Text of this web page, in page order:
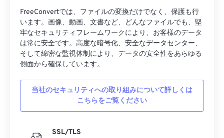
FreeConvertでは、ファイルの変換だけでなく、保護も行
います。画像、動画、文書など、どんなファイルでも、堅
牢なセキュリティフレームワークにより、お客様のデータ
は常に安全です。高度な暗号化、安全なデータセンター、
そして綿密な監視体制により、データの安全性をあらゆる
側面から確保しています。
当社のセキュリティへの取り組みについて詳しくは
こちらをご覧ください
SSL/TLS